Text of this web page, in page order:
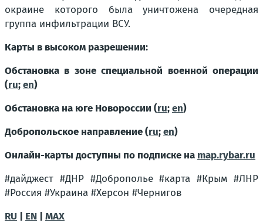
окраине которого была уничтожена очередная
группа инфильтрации ВСУ.
Карты в высоком разрешении:
Обстановка в зоне специальной военной операции
(ru;en)
Обстановка на юге Новороссии (ru;en)
Добропольское направление (ru;en)
Онлайн-карты доступны по подписке на map.rybar.ru
#дайджест #ДНР #Доброполье #карта #Крым #ЛНР
#Россия #Украина #Херсон #Чернигов
RU | EN | MAX